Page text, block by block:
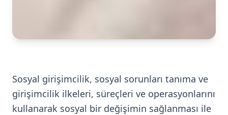
Sosyal girişimcilik, sosyal sorunları tanıma ve
girişimcilik ilkeleri, süreçleri ve operasyonlarını
kullanarak sosyal bir değişimin sağlanması ile